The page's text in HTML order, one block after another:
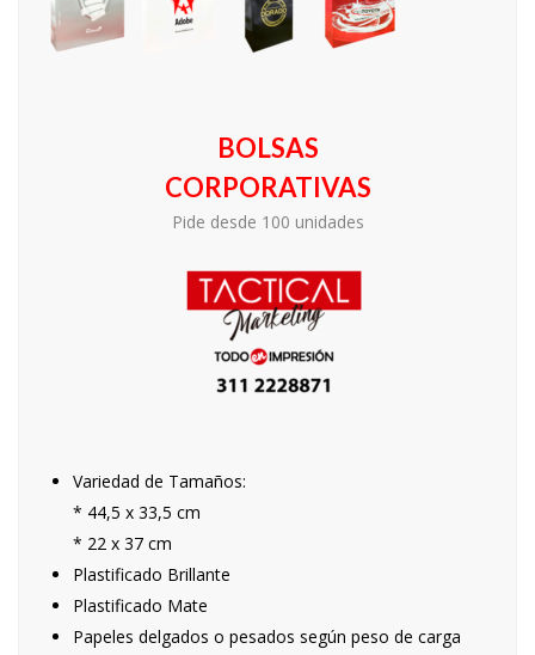
BOLSAS
CORPORATIVAS
Pide desde 100 unidades
Variedad de Tamaños:
* 44,5 x 33,5 cm
* 22 x 37 cm
Plastificado Brillante
Plastificado Mate
Papeles delgados o pesados según peso de carga